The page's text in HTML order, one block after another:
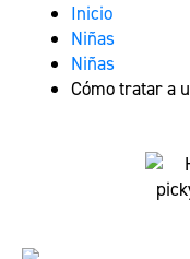
Inicio
Niñas
Niñas
Cómo tratar a